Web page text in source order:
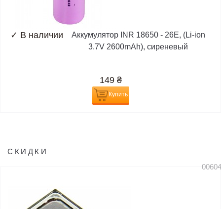
✓ В наличии
Аккумулятор INR 18650 - 26E, (Li-ion
3.7V 2600mAh), сиреневый
149 ₴
Купить
СКИДКИ